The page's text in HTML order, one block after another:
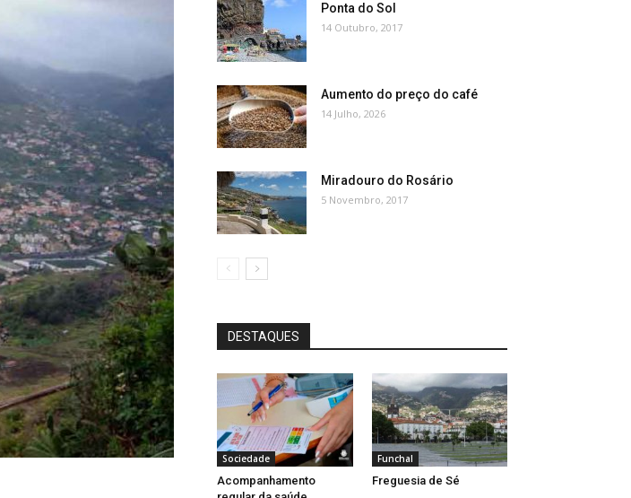
Ponta do Sol
14 Outubro, 2017
Aumento do preço do café
14 Julho, 2026
Miradouro do Rosário
5 Novembro, 2017
DESTAQUES
Sociedade
Acompanhamento
Funchal
Freguesia de Sé